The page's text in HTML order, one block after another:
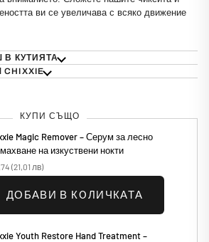
ви се увеличава с всяко движение
В КУТИЯТА
КУПИ СЪЩО
Magic Remover – Серум за лесно
на изкуствени нокти
(21,01 лв)
ДОБАВИ В КОЛИЧКАТА
Youth Restore Hand Treatment –